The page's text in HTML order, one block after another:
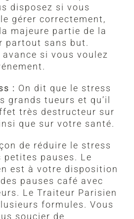
disposez si vous
gérer correctement,
majeure partie de la
partout sans but.
avance si vous voulez
: On dit que le stress
grands tueurs et qu’il
très destructeur sur
que sur votre santé.
de réduire le stress
petites pauses. Le
est à votre disposition
pauses café avec
Le Traiteur Parisien
formules. Vous
soucier de